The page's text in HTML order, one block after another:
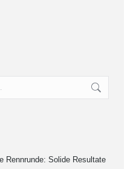
Rennrunde: Solide Resultate